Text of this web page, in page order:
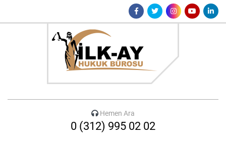
Hemen Ara
0 (312) 995 02 02